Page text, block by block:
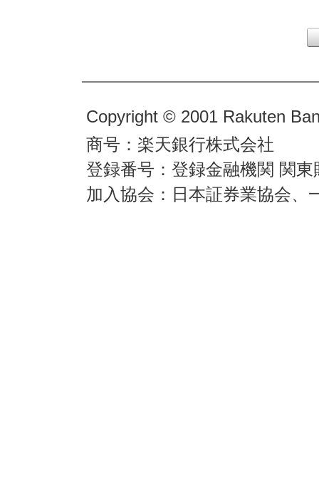
Copyright © 2001 Rakuten
商号：楽天銀行株式会社
登録番号：登録金融機関 関
加入協会：日本証券業協会、